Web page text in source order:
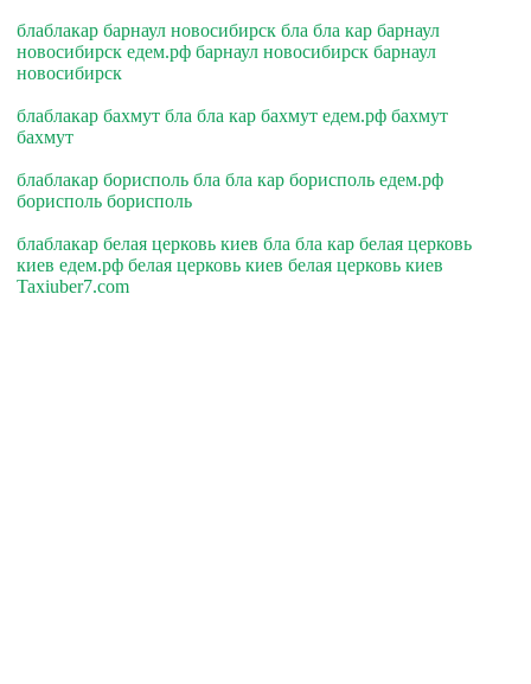
блаблакар барнаул новосибирск бла бла кар барнаул
новосибирск едем.рф барнаул новосибирск барнаул
новосибирск
блаблакар бахмут бла бла кар бахмут едем.рф бахмут
бахмут
блаблакар борисполь бла бла кар борисполь едем.рф
борисполь борисполь
блаблакар белая церковь киев бла бла кар белая церковь
киев едем.рф белая церковь киев белая церковь киев
Taxiuber7.com